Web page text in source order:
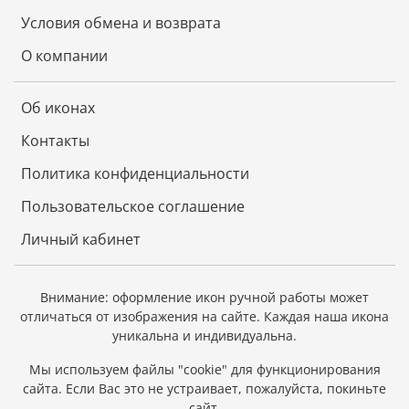
При окончательном оформлении образа
выравнивающие лаки и темперные краски. Венец и
поля иконы вручную украшены рельефным
свидетельство с полной информацией о ней.
Икона - лучший подарок, потому что, даря
икону, мы выражаем человеку высшую степень
христианской любви – пожелание спасения
души.
Условия обмена и возврата
О компании
Об иконах
Контакты
Политика конфиденциальности
Пользовательское соглашение
Личный кабинет
Внимание: оформление икон ручной работы может
отличаться от изображения на сайте. Каждая наша икона
уникальна и индивидуальна.
Мы используем файлы "cookie" для функционирования
сайта. Если Вас это не устраивает, пожалуйста, покиньте